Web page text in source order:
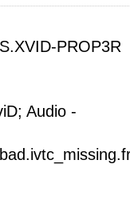
PROP3R
Audio -